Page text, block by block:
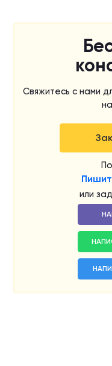
Свяжитесь с нами
или